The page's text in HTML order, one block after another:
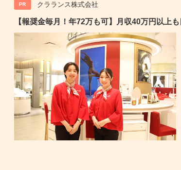
PR クラランス株式会社
【報奨金毎月！年72万も可】月収40万円以上